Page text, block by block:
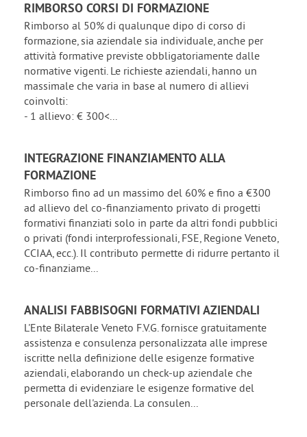
RIMBORSO CORSI DI FORMAZIONE
Rimborso al 50% di qualunque dipo di corso di
formazione, sia aziendale sia individuale, anche per
attività formative previste obbligatoriamente dalle
normative vigenti. Le richieste aziendali, hanno un
massimale che varia in base al numero di allievi
coinvolti:
- 1 allievo: € 300<...
INTEGRAZIONE FINANZIAMENTO ALLA
FORMAZIONE
Rimborso fino ad un massimo del 60% e fino a €300
ad allievo del co-finanziamento privato di progetti
formativi finanziati solo in parte da altri fondi pubblici
o privati (fondi interprofessionali, FSE, Regione Veneto,
CCIAA, ecc.). Il contributo permette di ridurre pertanto il
co-finanziame...
ANALISI FABBISOGNI FORMATIVI AZIENDALI
L'Ente Bilaterale Veneto F.V.G. fornisce gratuitamente
assistenza e consulenza personalizzata alle imprese
iscritte nella definizione delle esigenze formative
aziendali, elaborando un check-up aziendale che
permetta di evidenziare le esigenze formative del
personale dell'azienda. La consulen...